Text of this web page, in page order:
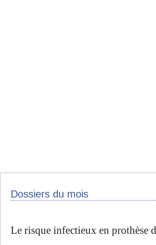
Dossiers du mois
Le risque infectieux en prothèse